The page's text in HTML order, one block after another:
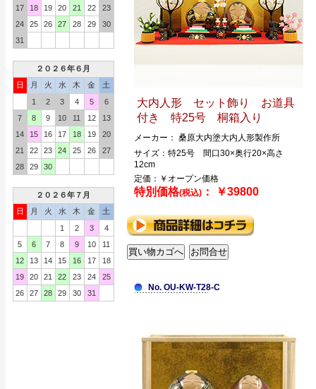
17
18 19 20 21 22
23
24
25 26 27 28 29
30
31
２０２６年６月
日
月 火 水 木 金
土
1
2 3 4 5
6
7
8 9 10 11 12
13
14
15 16 17 18 19
20
21
22 23 24 25 26
27
28
29 30
２０２６年７月
日
月 火 水 木 金
土
1
2 3
4
5
6 7 8 9 10
11
12
13 14 15 16 17
18
19
20 21 22 23 24
25
26
27 28 29 30 31
大内人形 セット飾り お道具
付き 特25号 桐箱入り
メーカー： 桑原大内塗大内人形製作所
サイズ：特25号 間口30×奥行20×高さ
12cm
定価：￥オープン価格
特別価格(税込)： ￥39800
No. OU-KW-T28-C